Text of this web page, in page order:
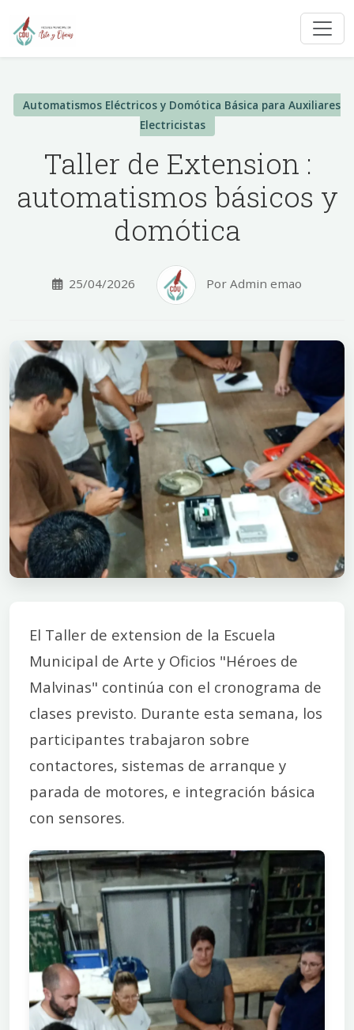
Automatismos Eléctricos y Domótica Básica para Auxiliares
Electricistas
Taller de Extension :
automatismos básicos y
domótica
25/04/2026 Por Admin emao
El Taller de extension de la Escuela
Municipal de Arte y Oficios "Héroes de
Malvinas" continúa con el cronograma de
clases previsto. Durante esta semana, los
participantes trabajaron sobre
contactores, sistemas de arranque y
parada de motores, e integración básica
con sensores.